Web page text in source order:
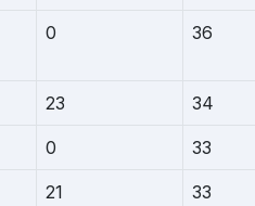
0 36
23 34
0 33
21 33